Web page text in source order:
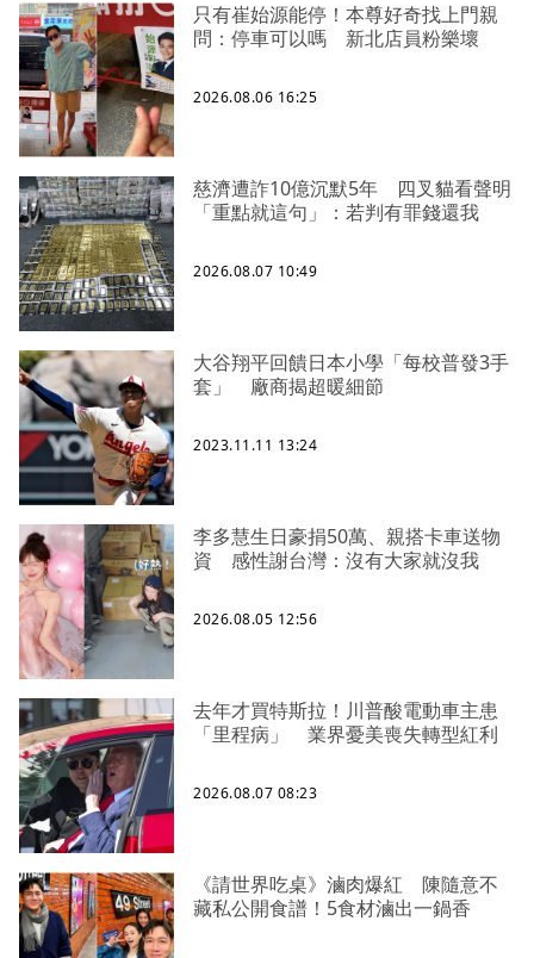
只有崔始源能停！本尊好奇找上門親
問：停車可以嗎 新北店員粉樂壞
2026.08.06 16:25
慈濟遭詐10億沉默5年 四叉貓看聲明
「重點就這句」：若判有罪錢還我
2026.08.07 10:49
大谷翔平回饋日本小學「每校普發3手
套」 廠商揭超暖細節
2023.11.11 13:24
李多慧生日豪捐50萬、親搭卡車送物
資 感性謝台灣：沒有大家就沒我
2026.08.05 12:56
去年才買特斯拉！川普酸電動車主患
「里程病」 業界憂美喪失轉型紅利
2026.08.07 08:23
《請世界吃桌》滷肉爆紅 陳隨意不
藏私公開食譜！5食材滷出一鍋香